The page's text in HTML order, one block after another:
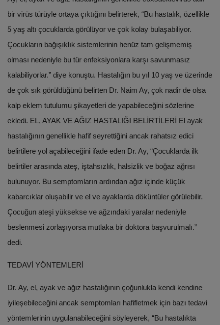
bir virüs türüyle ortaya çıktığını belirterek, “Bu hastalık, özellikle
5 yaş altı çocuklarda görülüyor ve çok kolay bulaşabiliyor.
Çocukların bağışıklık sistemlerinin henüz tam gelişmemiş
olması nedeniyle bu tür enfeksiyonlara karşı savunmasız
kalabiliyorlar.” diye konuştu. Hastalığın bu yıl 10 yaş ve üzerinde
de çok sık görüldüğünü belirten Dr. Naim Ay, çok nadir de olsa
kalp eklem tutulumu şikayetleri de yapabileceğini sözlerine
ekledi. EL, AYAK VE AĞIZ HASTALIĞI BELİRTİLERİ El ayak
hastalığının genellikle hafif seyrettiğini ancak rahatsız edici
belirtilere yol açabileceğini ifade eden Dr. Ay, “Çocuklarda ilk
belirtiler arasında ateş, iştahsızlık, halsizlik ve boğaz ağrısı
bulunuyor. Bu semptomların ardından ağız içinde küçük
kabarcıklar oluşabilir ve el ve ayaklarda döküntüler görülebilir.
Çocuğun ateşi yüksekse ve ağzındaki yaralar nedeniyle
beslenmesi zorlaşıyorsa mutlaka bir doktora başvurulmalı.”
dedi.
TEDAVİ YÖNTEMLERİ
Dr. Ay, el, ayak ve ağız hastalığının çoğunlukla kendi kendine
iyileşebileceğini ancak semptomları hafifletmek için bazı tedavi
yöntemlerinin uygulanabileceğini söyleyerek, “Bu hastalıkta